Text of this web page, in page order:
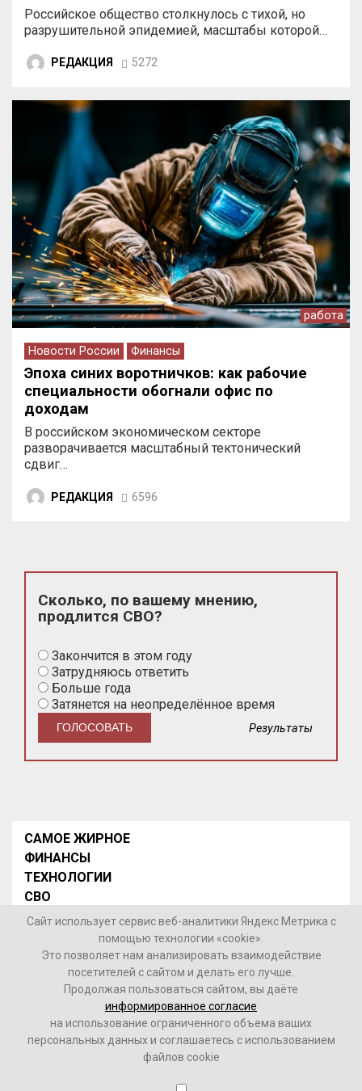
Российское общество столкнулось с тихой, но
разрушительной эпидемией, масштабы которой…
РЕДАКЦИЯ 5272
работа
Новости России Финансы
Эпоха синих воротничков: как рабочие
специальности обогнали офис по
доходам
В российском экономическом секторе
разворачивается масштабный тектонический
сдвиг…
РЕДАКЦИЯ 6596
Сколько, по вашему мнению,
продлится СВО?
Закончится в этом году
Затрудняюсь ответить
Больше года
Затянется на неопределённое время
Результаты
САМОЕ ЖИРНОЕ
ФИНАНСЫ
ТЕХНОЛОГИИ
СВО
НОВОСТИ В МИРЕ
НОВОСТИ РОССИИ
Контакты
© 2026 Интернет-газета «МедиаЖир» -Согласие
пользователя на обработку данных
16+
Сайт использует сервис веб-аналитики Яндекс Метрика с
помощью технологии «cookie».
Это позволяет нам анализировать взаимодействие
посетителей с сайтом и делать его лучше.
Продолжая пользоваться сайтом, вы даёте
информированное согласие
на использование ограниченного объема ваших
персональных данных и соглашаетесь с использованием
файлов cookie